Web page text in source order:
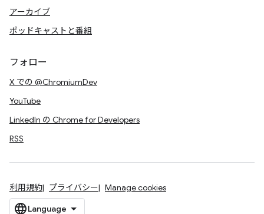
アーカイブ
ポッドキャストと番組
フォロー
X での @ChromiumDev
YouTube
LinkedIn の Chrome for Developers
RSS
利用規約 プライバシー Manage cookies